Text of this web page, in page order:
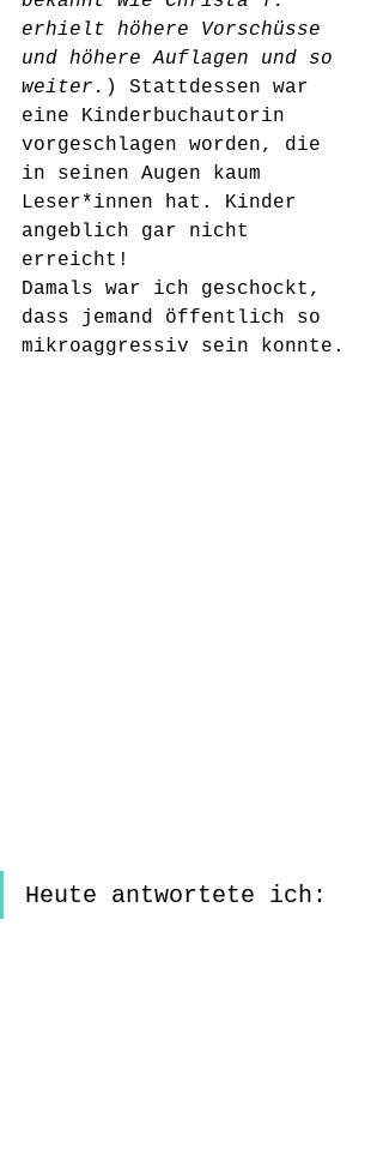
erhielt höhere Vorschüsse
und höhere Auflagen und so
weiter. ) Stattdessen war
eine Kinderbuchautorin
vorgeschlagen worden, die
in seinen Augen kaum
Leser*innen hat. Kinder
angeblich gar nicht
erreicht!
Damals war ich geschockt,
dass jemand öffentlich so
mikroaggressiv sein konnte.
Heute antwortete ich: